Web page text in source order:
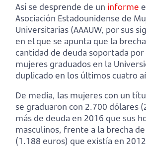
Así se desprende de un informe
Asociación Estadounidense de
Universitarias (AAAUW, por sus
en el que se apunta que la
cantidad de deuda soportada
mujeres graduados en la
duplicado en los últimos cuatro
De media, las mujeres con un
se graduaron con 2.700 dólares
más de deuda en 2016 que sus
masculinos, frente a la brecha
(1.188 euros) que existía en